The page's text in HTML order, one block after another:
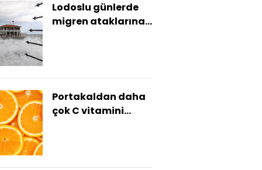
Lodoslu günlerde
migren ataklarına
Portakaldan daha
çok C vitamini